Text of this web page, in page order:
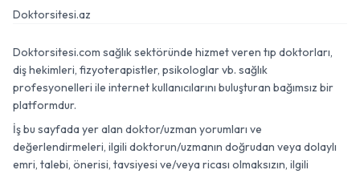
Doktorsitesi.az
Doktorsitesi.com sağlık sektöründe hizmet veren tıp doktorları,
diş hekimleri, fizyoterapistler, psikologlar vb. sağlık
profesyonelleri ile internet kullanıcılarını buluşturan bağımsız bir
platformdur.
İş bu sayfada yer alan doktor/uzman yorumları ve
değerlendirmeleri, ilgili doktorun/uzmanın doğrudan veya dolaylı
emri, talebi, önerisi, tavsiyesi ve/veya ricası olmaksızın, ilgili